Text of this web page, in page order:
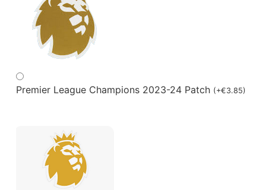
Premier League Champions 2023-24 Patch (+€3.85)